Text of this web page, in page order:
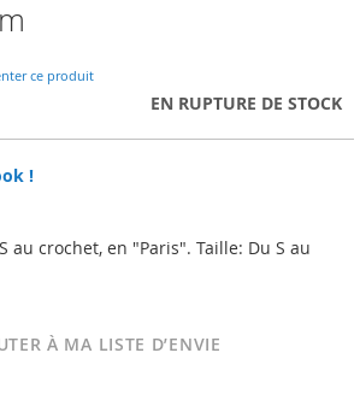
ce produit
EN RUPTURE DE STOCK
!
au crochet, en "Paris". Taille: Du S au
À MA LISTE D’ENVIE